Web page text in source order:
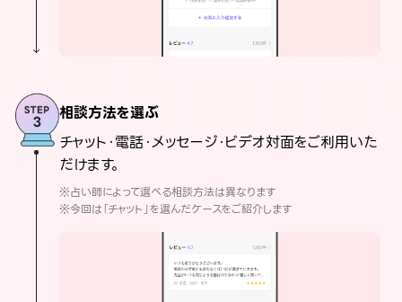
相談方法を選ぶ
チャット・電話・メッセージ・ビデオ対面をご利用いた
だけます。
※占い師によって選べる相談方法は異なります
※今回は「チャット」を選んだケースをご紹介します